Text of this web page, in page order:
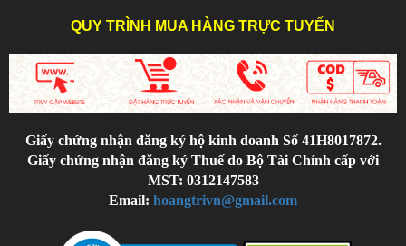
QUY TRÌNH MUA HÀNG TRỰC TUYẾN
Giấy chứng nhận đăng ký hộ kinh doanh Số 41H8017872.
Giấy chứng nhận đăng ký Thuế do Bộ Tài Chính cấp với
MST: 0312147583
Email: hoangtrivn@gmail.com